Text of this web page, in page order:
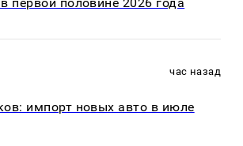
первой половине 2026 года
час назад
импорт новых авто в июле